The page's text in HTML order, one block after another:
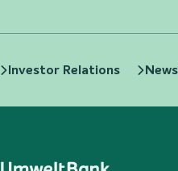
Investor Relations